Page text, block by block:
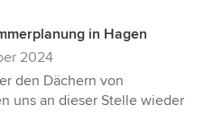
in Hagen
2024
den Dächern von
uns an dieser Stelle wieder